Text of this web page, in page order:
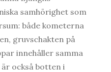
samhörighet som
både kometerna
gruvschakten på
innehåller samma
också botten i